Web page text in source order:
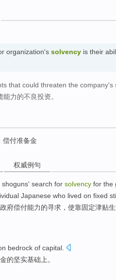
organization's solvency is their
that could threaten the company's
力的不良投资。
偿付准备金
权威例句
shoguns' search for solvency for the
Japanese who lived on fixed
政府偿付能力的寻求， 使靠固定津贴
bedrock of capital.
的坚实基础上。